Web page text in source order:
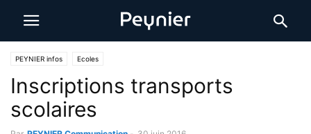
PEYNIER infos Ecoles
Inscriptions transports
scolaires